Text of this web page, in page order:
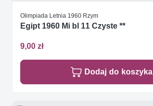
Olimpiada Letnia 1960 Rzym
Egipt 1960 Mi bl 11 Czyste **
9,00 zł
Dodaj do koszyka